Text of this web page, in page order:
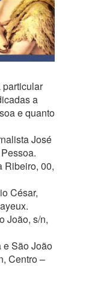
a
e quanto
José
Ribeiro, 00,
César,
João, s/n,
e São João
Centro –